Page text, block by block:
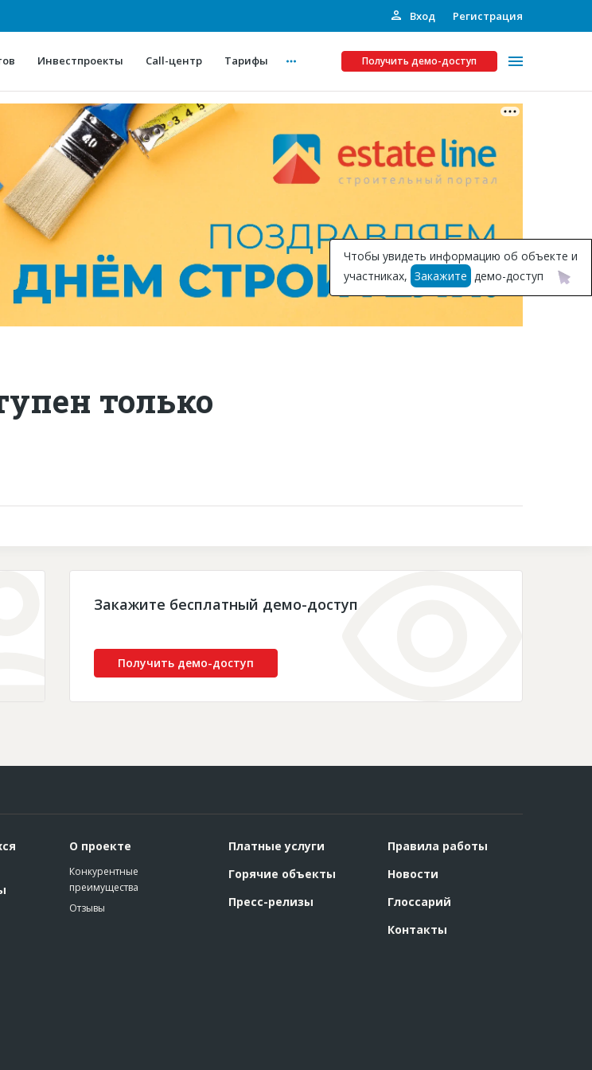
Вход Регистрация
Инвестпроекты Call-центр Тарифы Получить демо-доступ
О проекте
Конкурентные преимущества
Горячие объекты
Глоссарий
Платные услуги
Рекламодателям
Инвестпроекты
Подписка на Базу
только
Закажите бесплатный демо-доступ
Получить демо-доступ
Чтобы увидеть информацию об объекте и
участниках, Закажите демо-доступ
О проекте
Конкурентные
преимущества
Отзывы
Платные услуги
Горячие объекты
Пресс-релизы
Правила работы
Новости
Глоссарий
Контакты